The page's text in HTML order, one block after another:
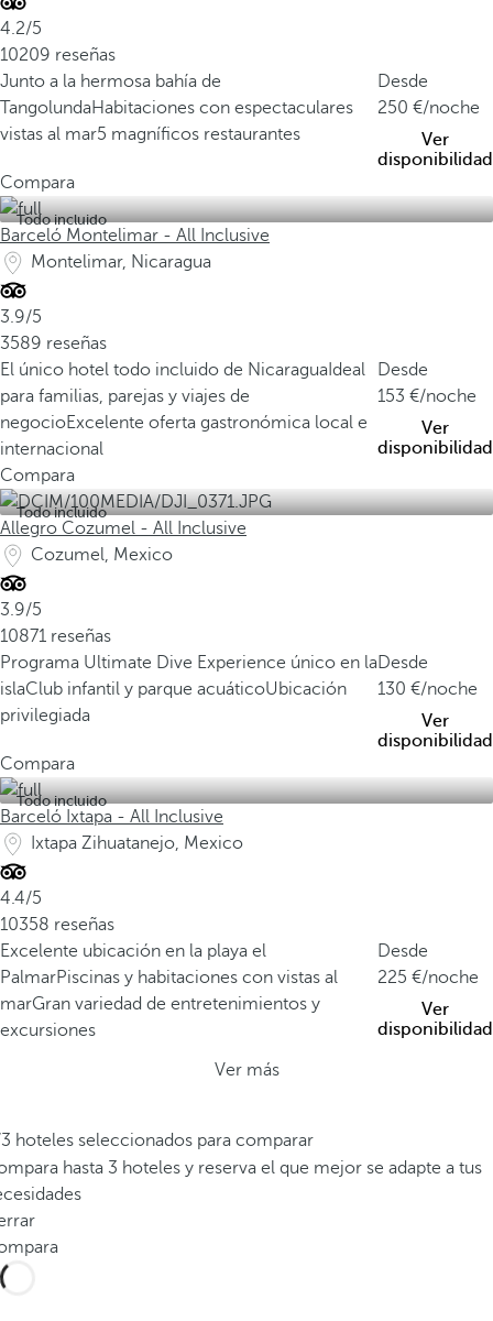
4.2/5
10209 reseñas
Junto a la hermosa bahía de
TangolundaHabitaciones con espectaculares
vistas al mar5 magníficos restaurantes
Desde
250
/noche
Ver
disponibilidad
Compara
Todo incluido
Barceló Montelimar - All Inclusive
Montelimar, Nicaragua
3.9/5
3589 reseñas
El único hotel todo incluido de Nicaragua Ideal
para familias, parejas y viajes de
negocioExcelente oferta gastronómica local e
internacional
Desde
153
/noche
Ver
disponibilidad
Compara
Todo incluido
Allegro Cozumel - All Inclusive
Cozumel, Mexico
3.9/5
10871 reseñas
Programa Ultimate Dive Experience único en la
islaClub infantil y parque acuáticoUbicación
privilegiada
Desde
130
/noche
Ver
disponibilidad
Compara
Todo incluido
Barceló Ixtapa - All Inclusive
Ixtapa Zihuatanejo, Mexico
4.4/5
10358 reseñas
Excelente ubicación en la playa el
PalmarPiscinas y habitaciones con vistas al
marGran variedad de entretenimientos y
excursiones
Desde
225
/noche
Ver
disponibilidad
Ver más
hoteles seleccionados para comparar
hasta 3 hoteles y reserva el que mejor se adapte a tus